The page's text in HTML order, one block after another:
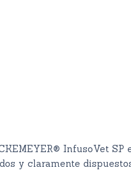
InfusoVet
y claramente